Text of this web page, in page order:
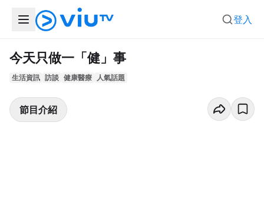
登入
今天只做一「健」事
生活資訊 訪談 健康醫療 人氣話題
節目介紹